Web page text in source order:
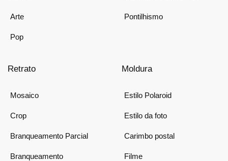
Arte
Pop
Pontilhismo
Retrato
Mosaico
Crop
Branqueamento Parcial
Branqueamento
Moldura
Estilo Polaroid
Estilo da foto
Carimbo postal
Filme